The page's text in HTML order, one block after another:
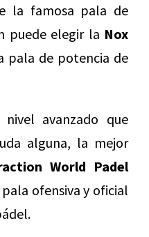
la famosa pala de
puede elegir la Nox
pala de potencia de
avanzado que
alguna, la mejor
World Padel
pala ofensiva y oficial